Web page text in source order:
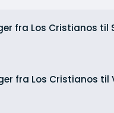
fra Los Cristianos til
fra Los Cristianos